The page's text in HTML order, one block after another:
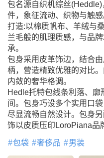
包名源自织机综丝
件，象征流动、织物与触
打造:以棉质帆布、羊绒与
兰毛般的肌理质感，与品
承。
包身采用皮革饰边，结合
柄，营造精致优雅的对比
内敛的奢华格调。
Hedle托特包线条利落、
间。包身巧设多个实用口
尽显流畅自然设计。包身
饰以皮质压印LoroPiana品
包袋 奢侈品 男装